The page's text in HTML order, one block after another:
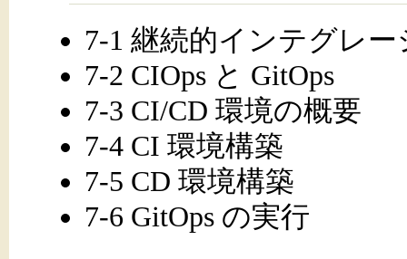
7-1 継続的インテグレ
7-2 CIOps と GitOps
7-3 CI/CD 環境の概要
7-4 CI 環境構築
7-5 CD 環境構築
7-6 GitOps の実行